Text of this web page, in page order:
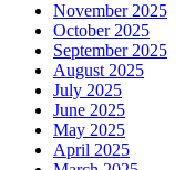
November 2025
October 2025
September 2025
August 2025
July 2025
June 2025
May 2025
April 2025